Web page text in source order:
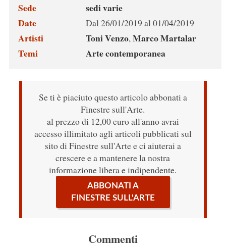
Sede
sedi varie
Date
Dal 26/01/2019 al 01/04/2019
Artisti Toni Venzo,Marco Martalar
Temi
Arte contemporanea
Se ti è piaciuto questo articolo abbonati a
Finestre sull'Arte.
al prezzo di 12,00 euro all'anno avrai
accesso illimitato agli articoli pubblicati sul
sito di Finestre sull'Arte e ci aiuterai a
crescere e a mantenere la nostra
informazione libera e indipendente.
ABBONATI A
FINESTRE SULL'ARTE
Commenti